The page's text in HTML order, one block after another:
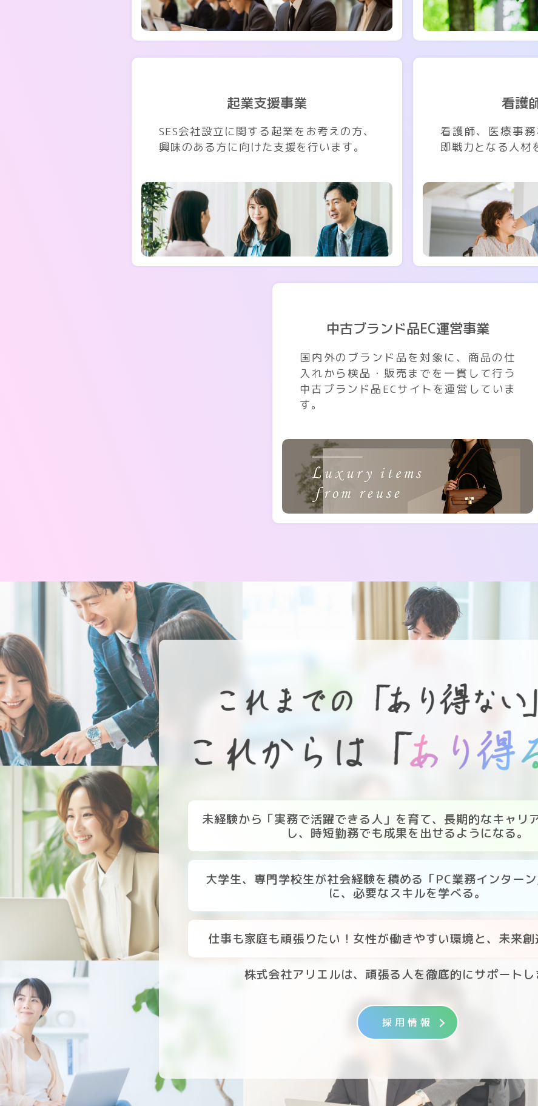
起業支援事業
SES会社設立に関する起業をお考えの方、
興味のある方に向けた支援を行います。
看護
看護師、医療事務
即戦力となる人材
中古ブランド品EC運営事業
国内外のブランド品を対象に、商品の仕
入れから検品・販売までを一貫して行う
中古ブランド品ECサイトを運営していま
す。
未経験から「実務で活躍できる人」を育て、長期的なキャリ
し、時短勤務でも成果を出せるようになる。
大学生、専門学校生が社会経験を積める「PC業務インター
に、必要なスキルを学べる。
仕事も家庭も頑張りたい！女性が働きやすい環境と、未来創
株式会社アリエルは、頑張る人を徹底的にサポートし
採用情報